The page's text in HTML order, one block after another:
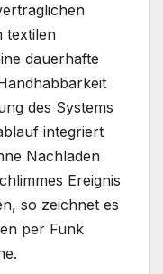
textilen
dauerhafte
des Systems
integriert
Nachladen
Ereignis
so zeichnet es
per Funk